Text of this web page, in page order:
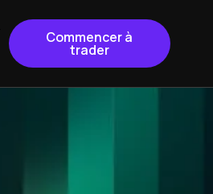
Commencer à
trader